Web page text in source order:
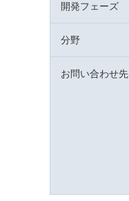
開発フェーズ
分野
お問い合わせ先